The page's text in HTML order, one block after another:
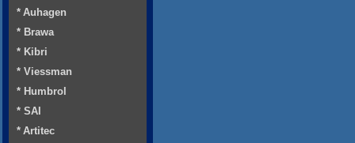
* Auhagen
* Brawa
* Kibri
* Viessman
* Humbrol
* SAI
* Artitec